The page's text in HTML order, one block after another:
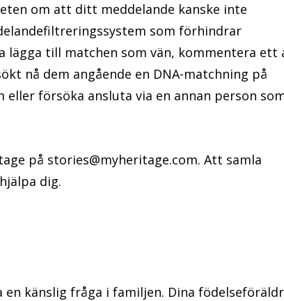
om att ditt meddelande kanske inte
som förhindrar
till matchen som vän, kommentera ett
nå dem angående en DNA-matchning på
försöka ansluta via en annan person
på stories@myheritage.com. Att samla
dig.
känslig fråga i familjen. Dina